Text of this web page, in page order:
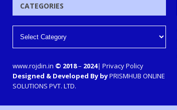
CATEGORIES
www.rojdin.in © 2018– 2024| Privacy Policy
Designed & Developed By byPRISMHUB ONLINE
SOLUTIONS PVT. LTD.